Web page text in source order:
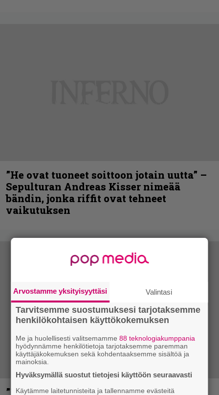
”He ovat tuoneet soittoon jotain uutta” –
Sepulturan Andreas Kisser nimeää
bändin, jonka riffit ovat tehneet
vaikutuksen
”Mitalini näyttää ihan plektralta” –
Arvostamme yksityisyyttäsi Valintasi
Tarvitsemme suostumuksesi tarjotaksemme
henkilökohtaisen käyttökokemuksen
Me ja huolellisesti valitsemamme88 teknologiakumppania
hyödynnämme henkilötietoja tarjotaksemme paremman
käyttäjäkokemuksen sekä kohdentaaksemme sisältöä ja
mainoksia.
Hyväksymällä suostut tietojesi käyttöön seuraavasti
Käytämme laitetunnisteita ja tallennamme evästeitä